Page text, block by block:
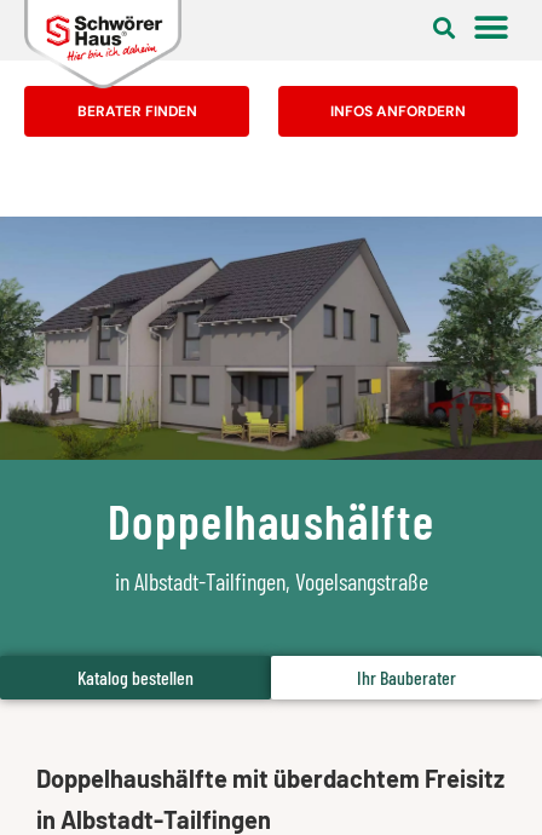
BERATER FINDEN INFOS ANFORDERN
Doppelhaushälfte
in Albstadt-Tailfingen, Vogelsangstraße
Katalog bestellen Ihr Bauberater
Doppelhaushälfte mit überdachtem Freisitz
in Albstadt-Tailfingen